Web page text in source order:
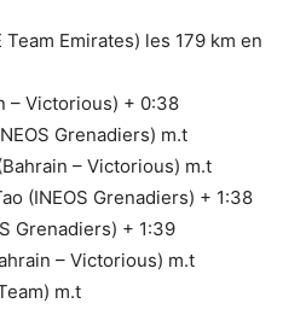
Team Emirates) les 179 km en
– Victorious) + 0:38
Grenadiers) m.t
– Victorious) m.t
(INEOS Grenadiers) + 1:38
Grenadiers) + 1:39
– Victorious) m.t
m.t